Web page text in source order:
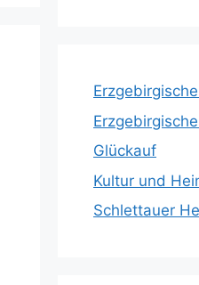
Glückauf
Kultur und
Schlettauer